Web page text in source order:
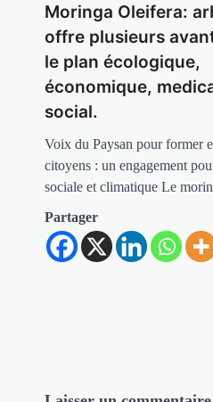
Moringa Oleifera:
offre plusieurs
le plan écologique,
économique,
social.
Voix du Paysan pour former
citoyens : un engagement
sociale et climatique Le
Partager